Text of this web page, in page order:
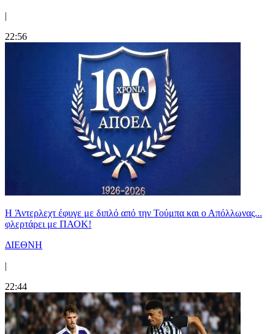
|
22:56
H Άντερλεχτ έφυγε με διπλό από την Τούμπα και ο Απόλλωνας...
φλερτάρει με ΠΑΟΚ!
ΔΙΕΘΝΗ
|
22:44